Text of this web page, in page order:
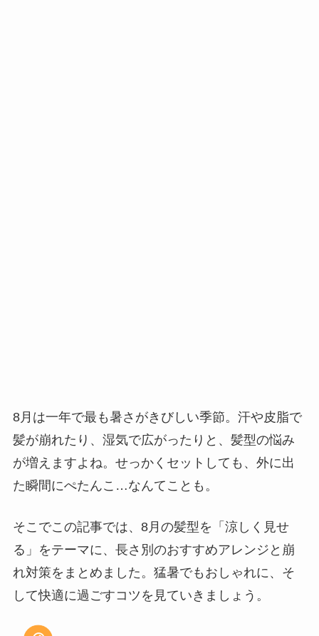
8月は一年で最も暑さがきびしい季節。汗や皮脂で
髪が崩れたり、湿気で広がったりと、髪型の悩み
が増えますよね。せっかくセットしても、外に出
た瞬間にぺたんこ…なんてことも。
そこでこの記事では、8月の髪型を「涼しく見せ
る」をテーマに、長さ別のおすすめアレンジと崩
れ対策をまとめました。猛暑でもおしゃれに、そ
して快適に過ごすコツを見ていきましょう。